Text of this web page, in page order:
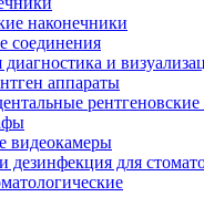
наконечники
соединения
и
аппараты
видеокамеры
дезинфекция для